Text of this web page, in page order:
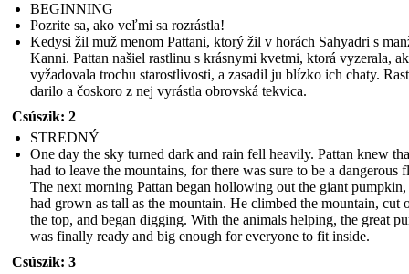
BEGINNING
Pozrite sa, ako veľmi sa rozrástla!
Kedysi žil muž menom Pattani, ktorý žil v horách Sahyadri s
Kanni. Pattan našiel rastlinu s krásnymi kvetmi, ktorá vyzerala,
vyžadovala trochu starostlivosti, a zasadil ju blízko ich chaty.
darilo a čoskoro z nej vyrástla obrovská tekvica.
Csúszik: 2
STREDNÝ
One day the sky turned dark and rain fell heavily. Pattan knew
had to leave the mountains, for there was sure to be a dangerous
The next morning Pattan began hollowing out the giant
had grown as tall as the mountain. He climbed the mountain, cut
the top, and began digging. With the animals helping, the great
was finally ready and big enough for everyone to fit inside.
Csúszik: 3